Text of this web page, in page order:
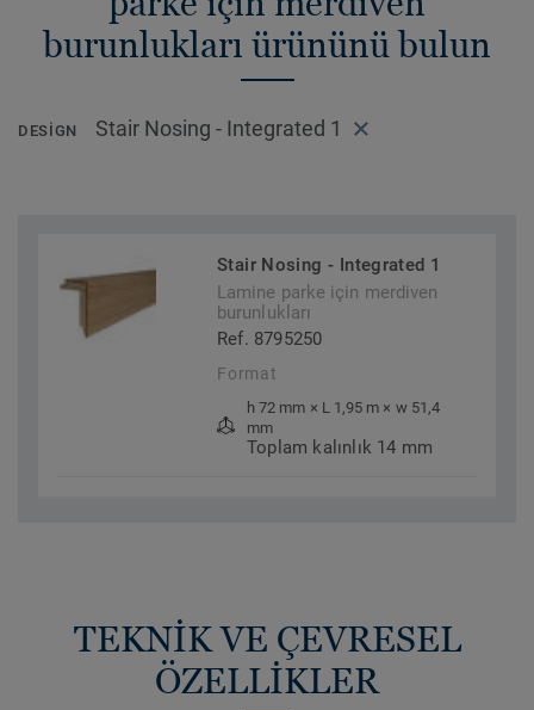
burunlukları ürününü bulun
DESIGN Stair Nosing - Integrated 1
Stair Nosing - Integrated 1
Lamine parke için merdiven
burunlukları
Ref. 8795250
Format
h 72 mm × L 1,95 m × w 51,4
mm
Toplam kalınlık 14 mm
TEKNİK VE ÇEVRESEL
ÖZELLİKLER